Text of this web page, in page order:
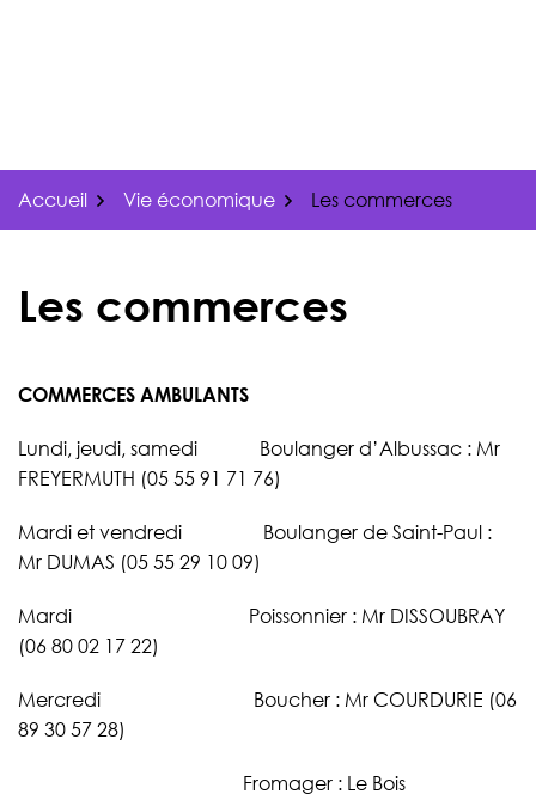
Accueil Vie économique Les commerces
Les commerces
COMMERCES AMBULANTS
Lundi, jeudi, samedi Boulanger d’Albussac : Mr
FREYERMUTH (05 55 91 71 76)
Mardi et vendredi Boulanger de Saint-Paul :
Mr DUMAS (05 55 29 10 09)
Mardi Poissonnier : Mr DISSOUBRAY
(06 80 02 17 22)
Mercredi Boucher : Mr COURDURIE (06
89 30 57 28)
Fromager : Le Bois